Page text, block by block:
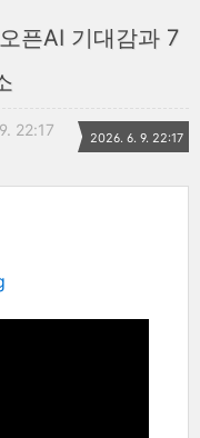
픈AI 기대감과 7
22:17 2026. 6. 9. 22:17